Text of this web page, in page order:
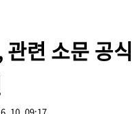
련 소문 공식